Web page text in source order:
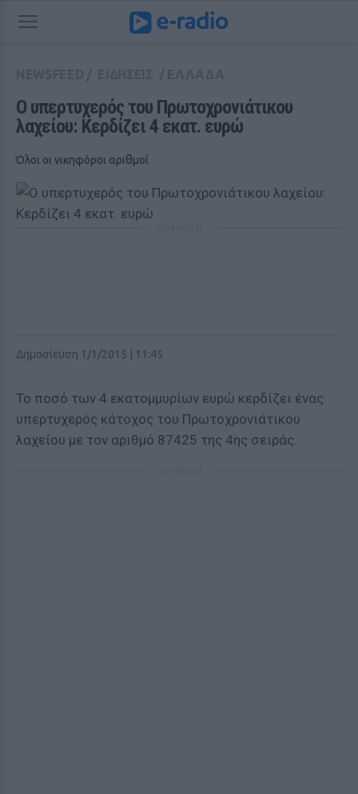
Ο υπερτυχερός του Πρωτοχρονιάτικου
λαχείου: Κερδίζει 4 εκατ. ευρώ
Όλοι οι νικηφόροι αριθμοί
Δημοσίευση 1/1/2015 | 11:45
Το ποσό των 4 εκατομμυρίων ευρώ κερδίζει ένας
υπερτυχερός κάτοχος του Πρωτοχρονιάτικου
λαχείου με τον αριθμό 87425 της 4ης σειράς.